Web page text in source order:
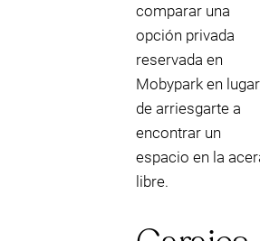
comparar una
opción privada
reservada en
Mobypark en lugar
de arriesgarte a
encontrar un
espacio en la
libre.